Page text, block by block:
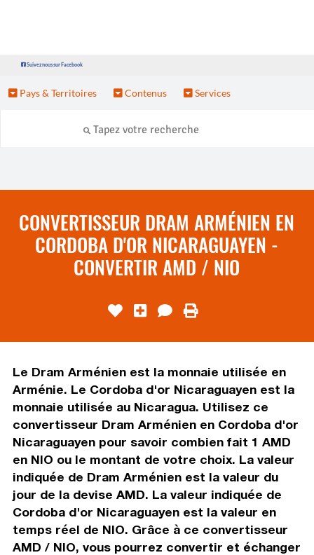
Suivez nous sur Facebook
Pays & Territoires Contenus Services
CONVERTISSEUR DRAM ARMÉNIEN EN
CORDOBA D'OR NICARAGUAYEN -
CONVERTIR AMD / NIO
Le Dram Arménien est la monnaie utilisée en
Arménie. Le Cordoba d'or Nicaraguayen est la
monnaie utilisée au Nicaragua. Utilisez ce
convertisseur Dram Arménien en Cordoba d'or
Nicaraguayen pour savoir combien fait 1 AMD
en NIO ou le montant de votre choix. La valeur
indiquée de Dram Arménien est la valeur du
jour de la devise AMD. La valeur indiquée de
Cordoba d'or Nicaraguayen est la valeur en
temps réel de NIO. Grâce à ce convertisseur
AMD / NIO, vous pourrez convertir et échanger